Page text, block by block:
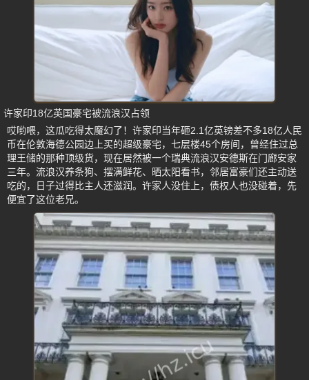
许家印18亿英国豪宅被流浪汉占领
哎哟喂，这瓜吃得太魔幻了！许家印当年砸2.1亿英镑差不多18亿人民
币在伦敦海德公园边上买的超级豪宅，七层楼45个房间，曾经住过总
理王储的那种顶级货，现在居然被一个瑞典流浪汉安德斯在门廊安家
三年。流浪汉养条狗、摆满鲜花、晒太阳看书，邻居富豪们还主动送
吃的，日子过得比主人还滋润。许家人没住上，债权人也没碰着，先
便宜了这位老兄。